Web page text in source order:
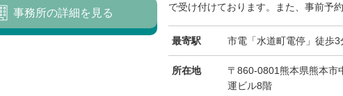
で受け付けております。また、事前予
最寄駅 市電「水道町電停」徒歩3
所在地
〒860-0801熊本県熊本市
運ビル8階
事務所の詳細を見る